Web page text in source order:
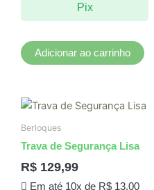
Pix
Adicionar ao carrinho
Berloques
Trava de Segurança Lisa
R$ 129,99
Em até 10x de R$13,00